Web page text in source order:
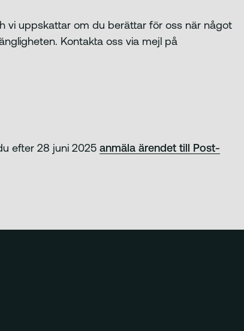
vi uppskattar om du berättar för oss när något
Kontakta oss via mejl på
efter 28 juni 2025 anmäla ärendet till Post-